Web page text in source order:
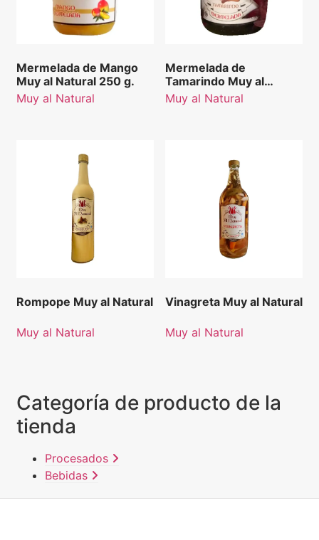
Categoría de producto de la
tienda
Procesados
Bebidas
Mermelada de Mango
Muy al Natural 250 g.
Muy al Natural
Mermelada de
Tamarindo Muy al
Natural 250 g.
Muy al Natural
Rompope Muy al Natural
Muy al Natural
Vinagreta Muy al Natural
Muy al Natural